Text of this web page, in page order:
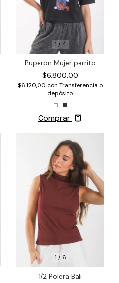
1 / 4
Puperon Mujer perrito
$6.800,00
$6.120,00 con Transferencia o
depósito
Comprar
1 / 6
1/2 Polera Bali